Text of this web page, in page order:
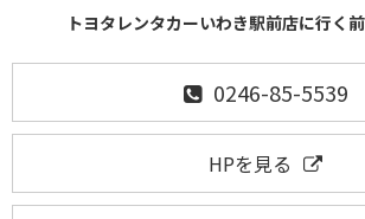
トヨタレンタカーいわき駅前店に行く
0246-85-5539
HPを見る